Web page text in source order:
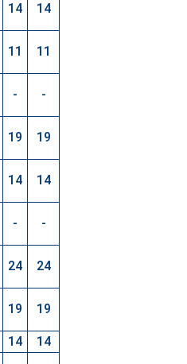
14 14
11 11
- -
19 19
14 14
- -
24 24
19 19
14 14